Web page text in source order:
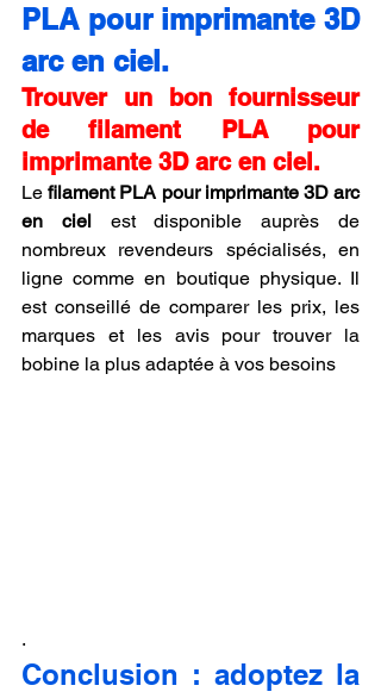
PLA pour imprimante 3D
arc en ciel.
Trouver un bon fournisseur
de filament PLA pour
imprimante 3D arc en ciel.
Le filament PLA pour imprimante 3D arc
en ciel est disponible auprès de
nombreux revendeurs spécialisés, en
ligne comme en boutique physique. Il
est conseillé de comparer les prix, les
marques et les avis pour trouver la
bobine la plus adaptée à vos besoins
.
Conclusion : adoptez la